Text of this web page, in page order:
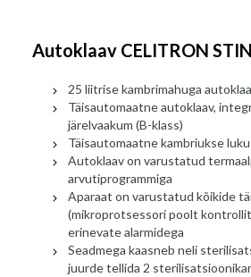
Autoklaav CELITRON
25 liitrise kambrimahuga
Täisautomaatne autoklaav,
järelvaakum (B-klass)
Täisautomaatne kambriukse
Autoklaav on varustatud
arvutiprogrammiga
Aparaat on varustatud kõikide
(mikroprotsessori poolt
erinevate alarmidega
Seadmega kaasneb neli
juurde tellida 2